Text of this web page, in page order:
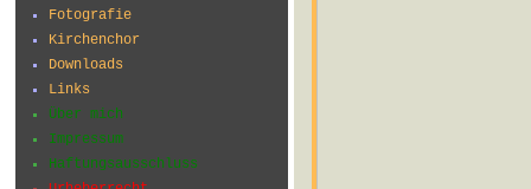
Fotografie
Kirchenchor
Downloads
Links
Über mich
Impressum
Haftungsausschluss